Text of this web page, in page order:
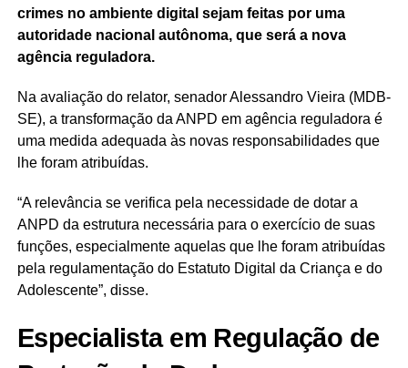
crimes no ambiente digital sejam feitas por uma
autoridade nacional autônoma, que será a nova
agência reguladora.
Na avaliação do relator, senador Alessandro Vieira (MDB-
SE), a transformação da ANPD em agência reguladora é
uma medida adequada às novas responsabilidades que
lhe foram atribuídas.
“A relevância se verifica pela necessidade de dotar a
ANPD da estrutura necessária para o exercício de suas
funções, especialmente aquelas que lhe foram atribuídas
pela regulamentação do Estatuto Digital da Criança e do
Adolescente”, disse.
Especialista em Regulação de